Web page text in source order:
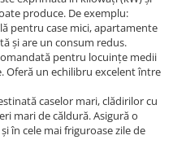
produce. De exemplu:
pentru case mici, apartamente
și are un consum redus.
pentru locuințe medii
Oferă un echilibru excelent între
caselor mari, clădirilor cu
mari de căldură. Asigură o
în cele mai friguroase zile de